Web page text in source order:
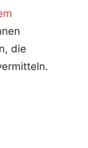
die